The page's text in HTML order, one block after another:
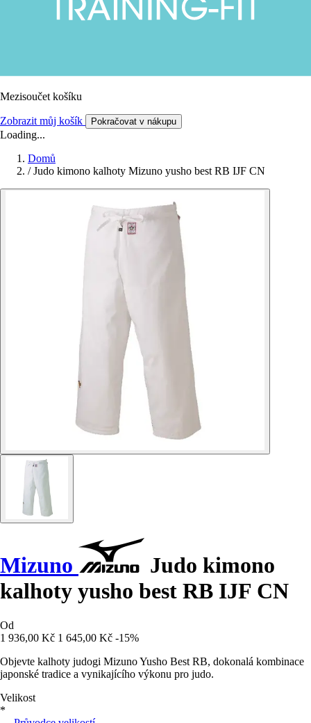
Mezisoučet košíku
Zobrazit můj košík Pokračovat v nákupu
Loading...
Domů
/ Judo kimono kalhoty Mizuno yusho best RB IJF CN
Mizuno
Judo kimono
kalhoty yusho best RB IJF CN
Od
1 936,00 Kč 1 645,00 Kč -15%
Objevte kalhoty judogi Mizuno Yusho Best RB, dokonalá kombinace
japonské tradice a vynikajícího výkonu pro judo.
Velikost
*